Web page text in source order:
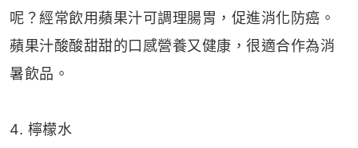
呢？經常飲用蘋果汁可調理腸胃，促進消化防癌。
蘋果汁酸酸甜甜的口感營養又健康，很適合作為消
暑飲品。
4. 檸檬水